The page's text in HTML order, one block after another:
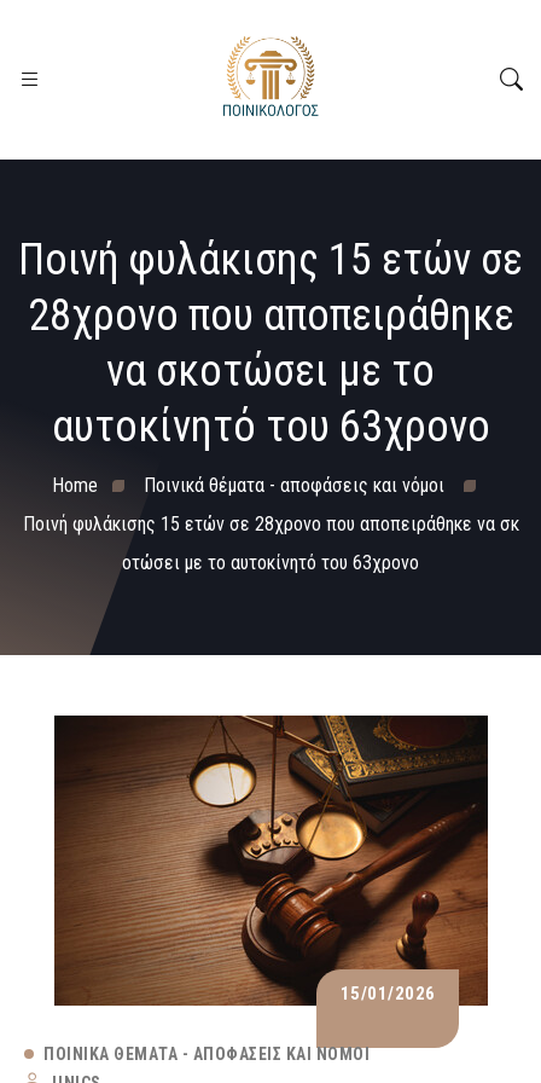
Ποινή φυλάκισης 15 ετών σε
28χρονο που αποπειράθηκε
να σκοτώσει με το
αυτοκίνητό του 63χρονο
Home
Ποινικά θέματα - αποφάσεις και νόμοι
Ποινή φυλάκισης 15 ετών σε 28χρονο που αποπειράθηκε να σκ
οτώσει με το αυτοκίνητό του 63χρονο
15/01/2026
ΠΟΙΝΙΚΆ ΘΈΜΑΤΑ - ΑΠΟΦΆΣΕΙΣ ΚΑΙ ΝΌΜΟΙ